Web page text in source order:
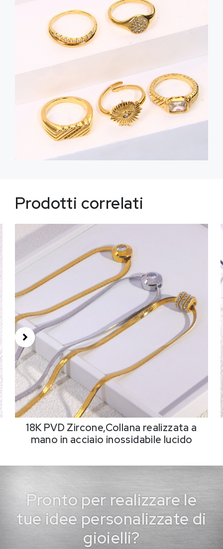
Prodotti correlati
18K PVD Zircone,Collana realizzata a
mano in acciaio inossidabile lucido
Pronto per realizzare le
tue idee personalizzate di
gioielli?